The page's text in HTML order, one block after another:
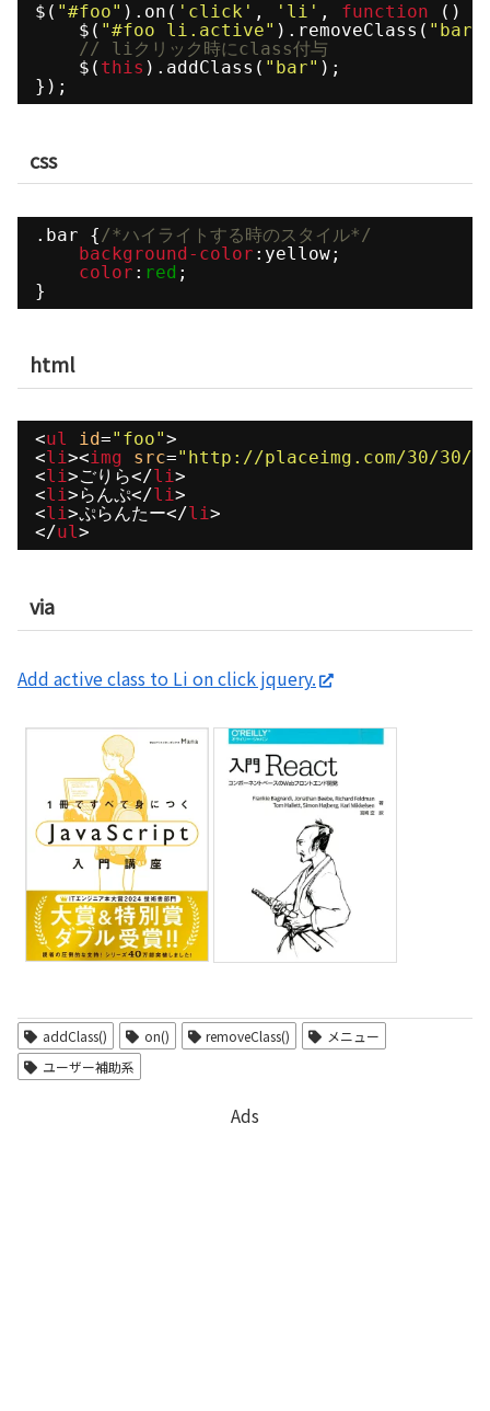
$( "#foo" ).on( 'click' , 'li' , function
() {
$( "#foo li.active" ).removeClass( "bar"
// liクリック時にclass付与
$( this ).addClass( "bar" );
});
css
.bar { /*ハイライトする時のスタイル*/
background-color :yellow;
color : red ;
}
html
<ul id="foo">
<li><img src="http://placeimg.com/30/30/
<li>ごりら</li>
<li>らんぷ</li>
<li>ぷらんたー</li>
</ul>
via
Add active class to Li on click jquery.
addClass() on() removeClass()
メニュー
ユーザー補助系
Ads